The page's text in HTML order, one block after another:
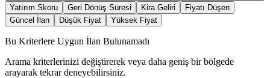
Yatırım Skoru Geri Dönüş Süresi Kira Geliri
Fiyatı Düşen
Güncel İlan
Düşük Fiyat Yüksek Fiyat
Bu Kriterlere Uygun İlan Bulunamadı
Arama kriterlerinizi değiştirerek veya daha geniş bir bölgede
arayarak tekrar deneyebilirsiniz.